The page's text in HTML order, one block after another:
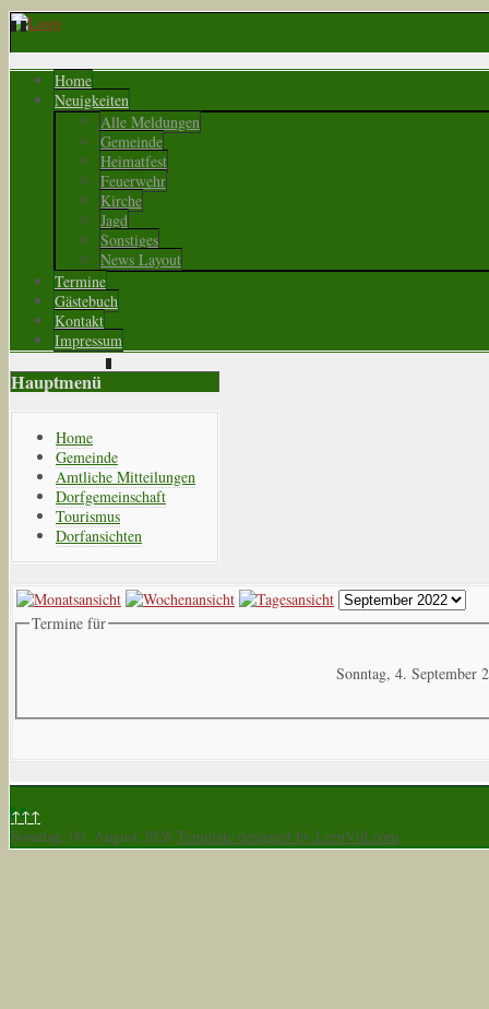
Home
Neuigkeiten
Alle Meldungen
Gemeinde
Heimatfest
Feuerwehr
Kirche
Jagd
Sonstiges
News Layout
Termine
Gästebuch
Kontakt
Impressum
Hauptmenü
Home
Gemeinde
Amtliche Mitteilungen
Dorfgemeinschaft
Tourismus
Dorfansichten
Termine für
Sonntag, 4. September
↑↑↑
Sonntag, 09. August 2026 Template designed by LernVid.com